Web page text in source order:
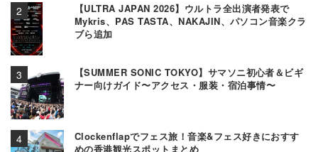
【ULTRA JAPAN 2026】ウルトラ全出演者発表で
Mykris、PAS TASTA、NAKAJIN、パソコン音楽クラ
ブら追加
【SUMMER SONIC TOKYO】サマソニ初心者＆ビギ
ナー向けガイド〜アクセス・服装・宿泊事情〜
Clockenflapでフェス旅！音楽&フェス好きにおすす
めの香港観光スポットまとめ